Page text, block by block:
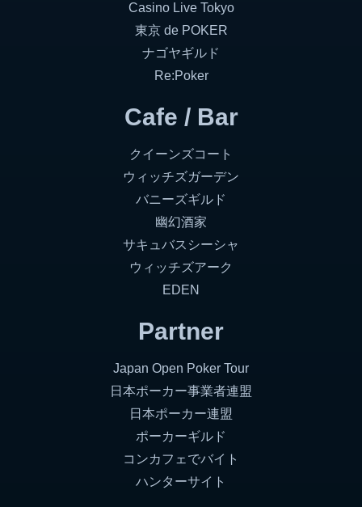
Casino Live Tokyo
東京 de POKER
ナゴヤギルド
Re:Poker
Cafe / Bar
クイーンズコート
ウィッチズガーデン
バニーズギルド
幽幻酒家
サキュバスシーシャ
ウィッチズアーク
EDEN
Partner
Japan Open Poker Tour
日本ポーカー事業者連盟
日本ポーカー連盟
ポーカーギルド
コンカフェでバイト
ハンターサイト